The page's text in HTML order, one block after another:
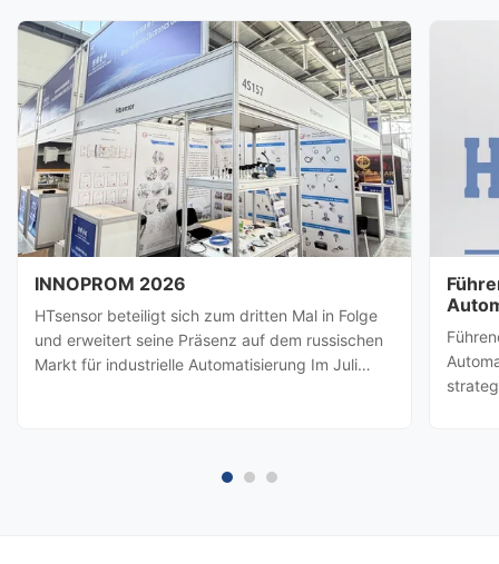
INNOPROM 2026
HTsensor beteiligt sich zum dritten Mal in Folge
und erweitert seine Präsenz auf dem russischen
Markt für industrielle Automatisierung Im Juli